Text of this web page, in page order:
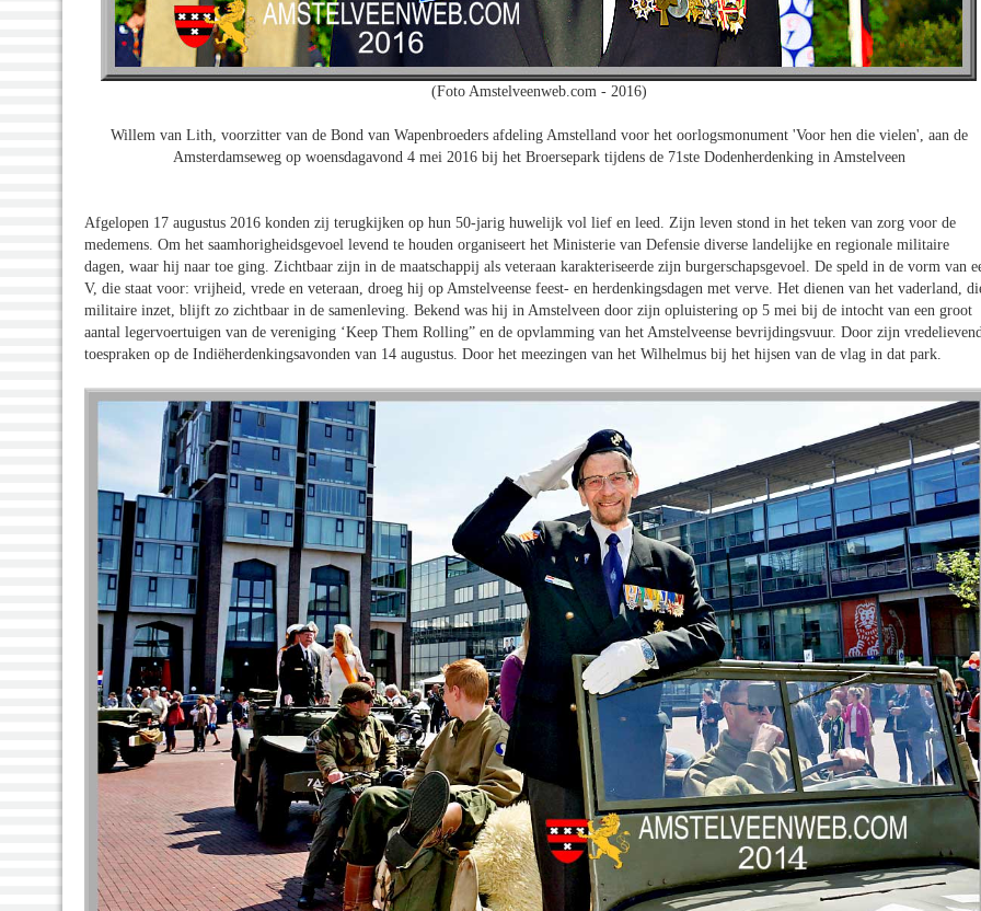
(Foto Amstelveenweb.com - 2016)
Willem van Lith, voorzitter van de Bond van Wapenbroeders afdeling Amstelland voor het oorlogsmonument 'Voor hen die vielen', aan de
Amsterdamseweg op woensdagavond 4 mei 2016 bij het Broersepark tijdens de 71ste Dodenherdenking in Amstelveen
Afgelopen 17 augustus 2016 konden zij terugkijken op hun 50-jarig huwelijk vol lief en leed. Zijn leven stond in het teken van zorg voor de
medemens. Om het saamhorigheidsgevoel levend te houden organiseert het Ministerie van Defensie diverse landelijke en regionale militaire
dagen, waar hij naar toe ging. Zichtbaar zijn in de maatschappij als veteraan karakteriseerde zijn burgerschapsgevoel. De speld in de vorm van
V, die staat voor: vrijheid, vrede en veteraan, droeg hij op Amstelveense feest- en herdenkingsdagen met verve. Het dienen van het vaderland,
militaire inzet, blijft zo zichtbaar in de samenleving. Bekend was hij in Amstelveen door zijn opluistering op 5 mei bij de intocht van een groot
aantal legervoertuigen van de vereniging ‘Keep Them Rolling” en de opvlamming van het Amstelveense bevrijdingsvuur. Door zijn
toespraken op de Indiëherdenkingsavonden van 14 augustus. Door het meezingen van het Wilhelmus bij het hijsen van de vlag in dat park.